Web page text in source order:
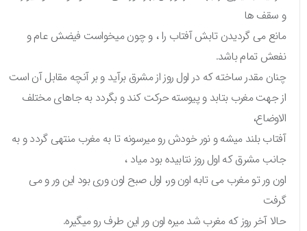
و سقف ها
مانع می گردیدن تابش آفتاب را ، و چون میخواست فیضش عام و
نفعش تمام باشد.
چنان مقدر ساخته که در اول روز از مشرق برآید و بر آنچه مقابل آن است
از جهت مغرب بتابد و پیوسته حرکت کند و بگردد به جاهای مختلف
الاوضاع،
آفتاب بلند میشه و نور خودش رو میرسونه تا به مغرب منتهی گردد و به
جانب مشرق که اول روز نتابیده بود میاد ،
اون ور تو مغرب می تابه اون ور، اول صبح اون وری بود این ور و می
گرفت
حالا آخر روز که مغرب شد میره اون ور این طرف رو میگیره.